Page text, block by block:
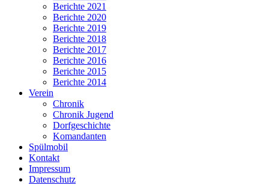
Berichte 2021
Berichte 2020
Berichte 2019
Berichte 2018
Berichte 2017
Berichte 2016
Berichte 2015
Berichte 2014
Verein
Chronik
Chronik Jugend
Dorfgeschichte
Komandanten
Spülmobil
Kontakt
Impressum
Datenschutz